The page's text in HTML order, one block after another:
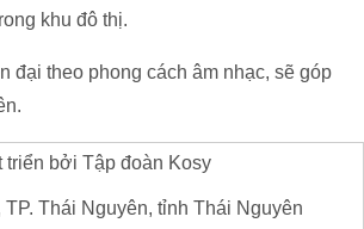
khu đô thị.
đại theo phong cách âm nhạc, sẽ góp
bởi Tập đoàn Kosy
Thái Nguyên, tỉnh Thái Nguyên